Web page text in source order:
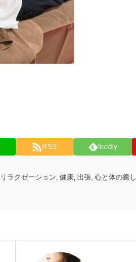
RSS feedly
リラクゼーション, 健康, 出張, 心と体の癒し